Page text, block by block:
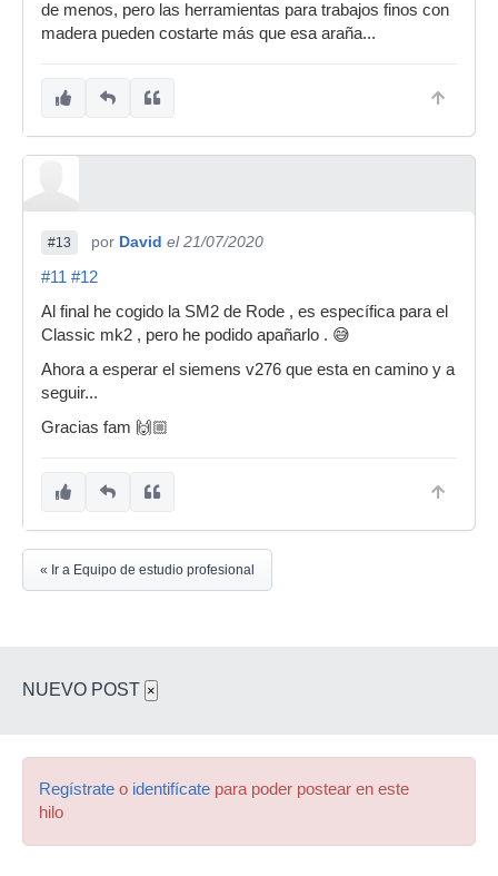
de menos, pero las herramientas para trabajos finos con
madera pueden costarte más que esa araña...
#13 por David el 21/07/2020
#11 #12
Al final he cogido la SM2 de Rode , es específica para el
Classic mk2 , pero he podido apañarlo . 😅
Ahora a esperar el siemens v276 que esta en camino y a
seguir...
Gracias fam 🙌🏼
« Ir a Equipo de estudio profesional
NUEVO POST ×
Regístrate o identifícate para poder postear en este
hilo